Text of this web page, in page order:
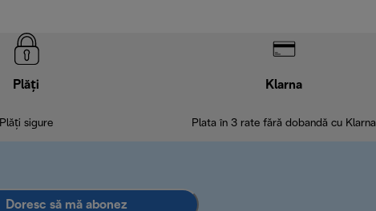
Plăți
Plăți sigure
Klarna
Plata în 3 rate fără dobandă cu Klarna
Doresc să mă abonez